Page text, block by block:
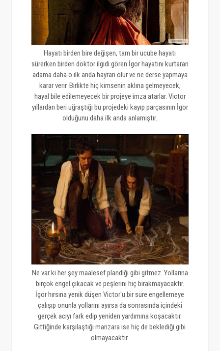
Hayatı birden bire değişen, tam bir ucube hayatı
sürerken birden doktor ilgidi gören İgor hayatını kurtaran
adama daha o ilk anda hayran olur ve ne derse yapmaya
karar verir. Birlikte hiç kimsenin aklına gelmeyecek,
hayal bile edilemeyecek bir projeye imza atarlar. Victor
yıllardan beri uğraştığı bu projedeki kayıp parçasının İgor
olduğunu daha ilk anda anlamıştır.
Ne var ki her şey maalesef plandığı gibi gitmez. Yollarına
birçok engel çıkacak ve peşlerini hiç bırakmayacaktır.
İgor hırsına yenik düşen Victor'u bir süre engellemeye
çalışıp onunla yollarını ayırsa da sonrasında içindeki
gerçek acıyı fark edip yeniden yardımına koşacaktır.
Gittiğinde karşılaştığı manzara ise hiç de beklediği gibi
olmayacaktır.